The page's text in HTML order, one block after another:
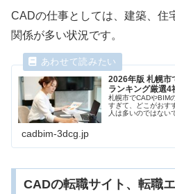
CADの仕事としては、建築、住
関係が多い状況です。
2026年版 札幌市
ランキング厳選4
札幌市でCADやBIM
すぎて、どこがおす
人は多いのではない
スキルアップ支援
cadbim-3dcg.jp
CADの転職サイト、転職